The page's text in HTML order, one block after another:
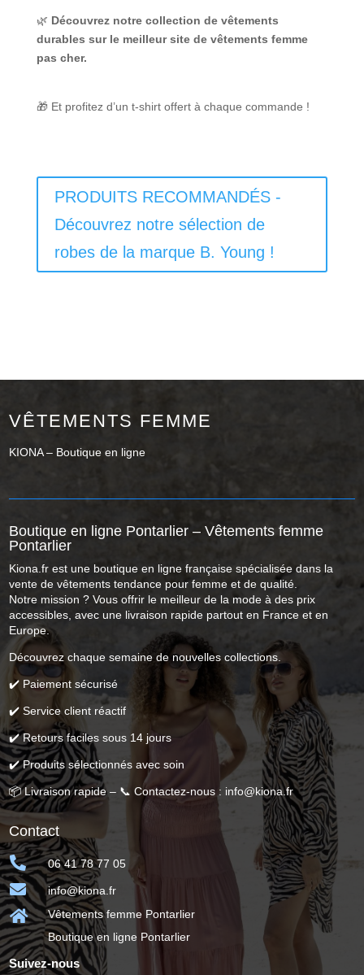
🌿 Découvrez notre collection de vêtements
durables sur le meilleur site de vêtements femme
pas cher.
🎁 Et profitez d’un t-shirt offert à chaque commande !
PRODUITS RECOMMANDÉS -
Découvrez notre sélection de
robes de la marque B. Young !
VÊTEMENTS FEMME
KIONA – Boutique en ligne
Boutique en ligne Pontarlier – Vêtements femme
Pontarlier
Kiona.fr est une boutique en ligne française spécialisée dans la
vente de vêtements tendance pour femme et de qualité.
Notre mission ? Vous offrir le meilleur de la mode à des prix
accessibles, avec une livraison rapide partout en France et en
Europe.
Découvrez chaque semaine de nouvelles collections.
✔️ Paiement sécurisé
✔️ Service client réactif
✔️ Retours faciles sous 14 jours
✔️ Produits sélectionnés avec soin
📦 Livraison rapide – 📞 Contactez-nous : info@kiona.fr
Contact
 06 41 78 77 05
 info@kiona.fr

Vêtements femme Pontarlier
Boutique en ligne Pontarlier
Suivez-nous